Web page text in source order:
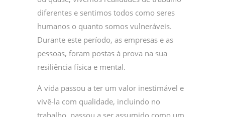
diferentes e sentimos todos como seres
humanos o quanto somos vulneráveis.
Durante este período, as empresas e as
pessoas, foram postas à prova na sua
resiliência física e mental.
A vida passou a ter um valor inestimável e
vivê-la com qualidade, incluindo no
trabalho, passou a ser assumido como um